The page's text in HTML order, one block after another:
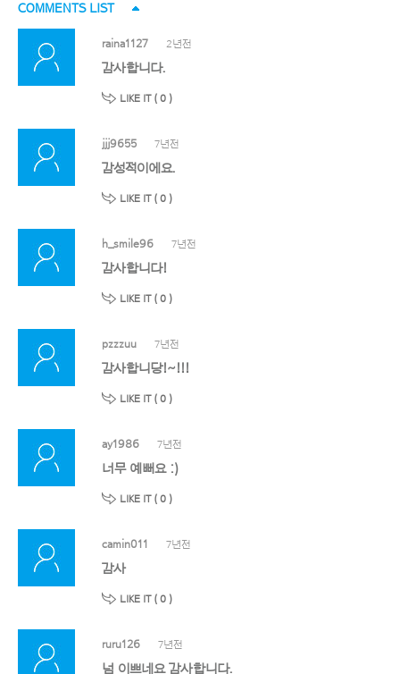
COMMENTS LIST
raina1127 2년전
감사합니다.
LIKE IT ( 0 )
jjj9655 7년전
감성적이에요.
LIKE IT ( 0 )
h_smile96 7년전
감사합니다!
LIKE IT ( 0 )
pzzzuu 7년전
감사합니당!~!!!
LIKE IT ( 0 )
ay1986 7년전
너무 예뻐요 :)
LIKE IT ( 0 )
camin011 7년전
감사
LIKE IT ( 0 )
ruru126 7년전
넘 이쁘네요 감사합니다.